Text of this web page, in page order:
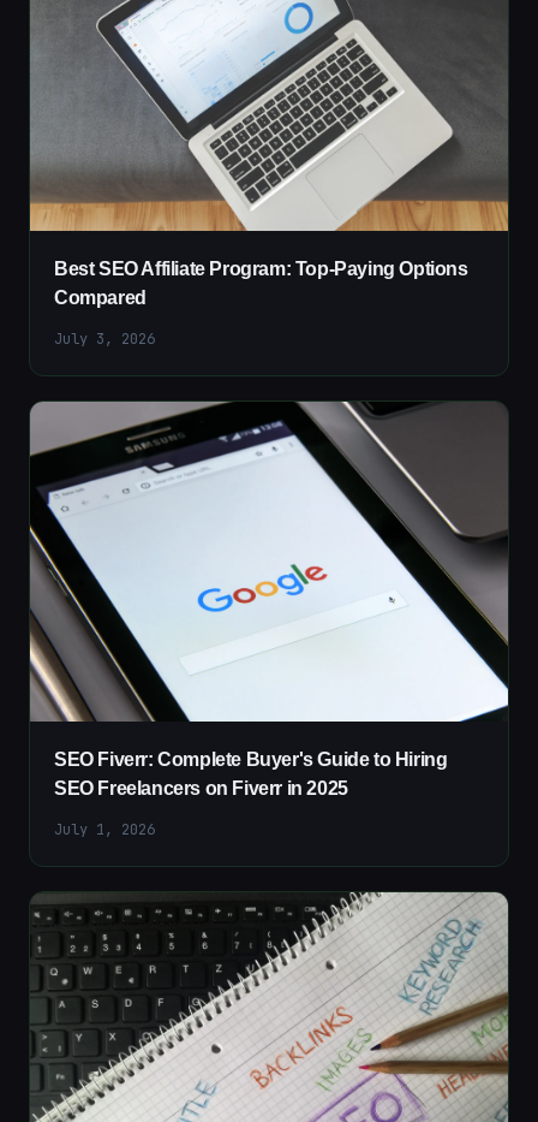
Best SEO Affiliate Program: Top-Paying Options
Compared
July 3, 2026
SEO Fiverr: Complete Buyer's Guide to Hiring
SEO Freelancers on Fiverr in 2025
July 1, 2026